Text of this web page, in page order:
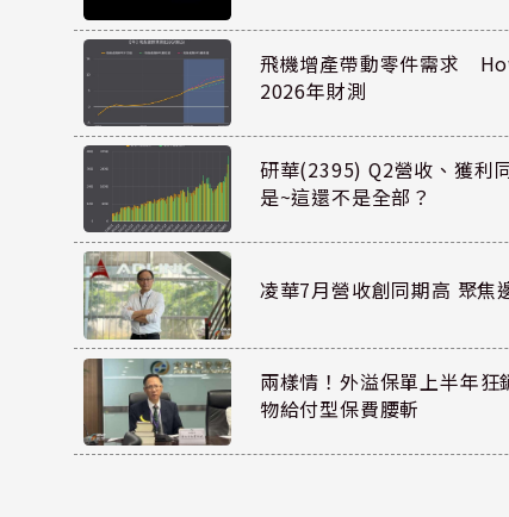
飛機增產帶動零件需求
2026年財測
研華(2395) Q2營收、獲利
是~這還不是全部？
凌華7月營收創同期高 聚焦
兩樣情！外溢保單上半年
物給付型保費腰斬